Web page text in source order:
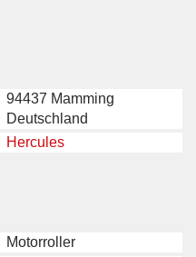
94437 Mamming
Deutschland
Hercules
Motorroller